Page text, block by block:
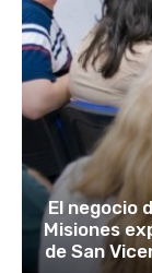
El negocio
Misiones
de San